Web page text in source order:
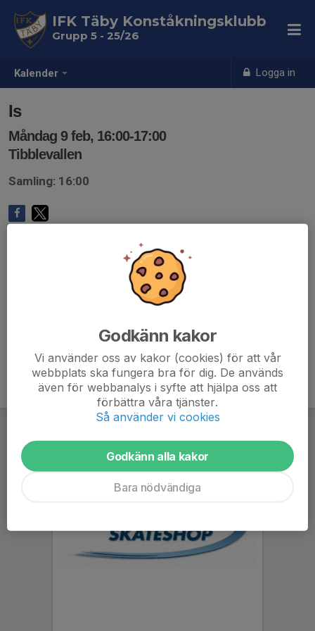
Kalender Logga in
IFK Täby Konståkningsklubb
Grupp 5 - 25/26
Is
Måndag 9 feb, 16:00-17:00
Tibblevallen
Samling: 16:00
Godkänn kakor
Vi använder oss av kakor (cookies) för att vår
webbplats ska fungera bra för dig. De används
även för webbanalys i syfte att hjälpa oss att
förbättra våra tjänster.
Så använder vi cookies
Godkänn alla kakor
Bara nödvändiga